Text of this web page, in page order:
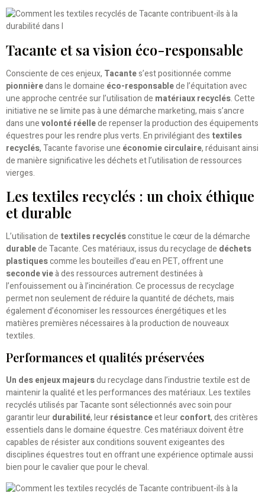
Tacante et sa vision éco-responsable
Consciente de ces enjeux, Tacantes’est positionnée comme
pionnièredans le domaine éco-responsablede l’équitation avec
une approche centrée sur l’utilisation de matériaux recyclés. Cette
initiative ne se limite pas à une démarche marketing, mais s’ancre
dans unevolonté réellede repenser la production des équipements
équestres pour les rendre plus verts. En privilégiant des textiles
recyclés, Tacante favorise une économie circulaire, réduisant ainsi
de manière significative les déchets et l’utilisation de ressources
vierges.
Les textiles recyclés : un choix éthique
et durable
L’utilisation de textiles recyclésconstitue le cœur de la démarche
durablede Tacante. Ces matériaux, issus du recyclage de déchets
plastiquescomme les bouteilles d’eau en PET, offrent une
seconde vieà des ressources autrement destinées à
l’enfouissement ou à l’incinération. Ce processus de recyclage
permet non seulement de réduire la quantité de déchets, mais
également d’économiser les ressources énergétiques et les
matières premières nécessaires à la production de nouveaux
textiles.
Performances et qualités préservées
Un des enjeux majeursdu recyclage dans l’industrie textile est de
maintenir la qualité et les performances des matériaux. Les textiles
recyclés utilisés par Tacante sont sélectionnés avec soin pour
garantir leurdurabilité, leurrésistanceet leurconfort, des critères
essentiels dans le domaine équestre. Ces matériaux doivent être
capables de résister aux conditions souvent exigeantes des
disciplines équestres tout en offrant une expérience optimale aussi
bien pour le cavalier que pour le cheval.